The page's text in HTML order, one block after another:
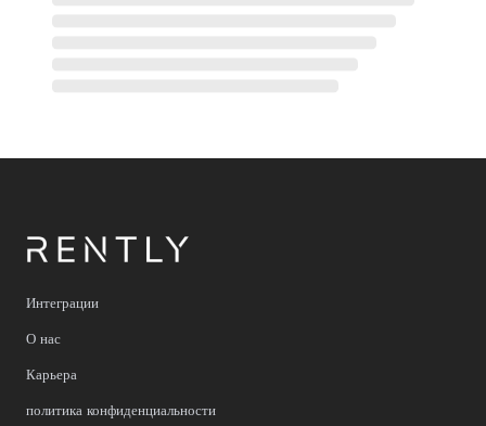
Интеграции
О нас
Карьера
политика конфиденциальности